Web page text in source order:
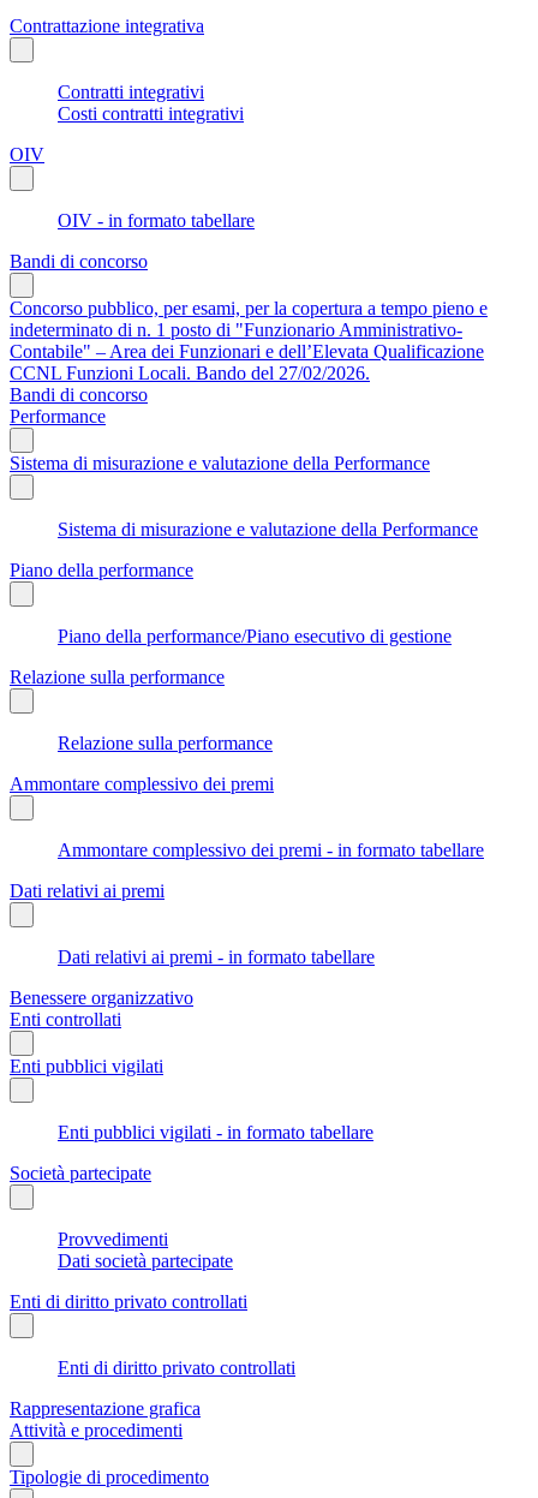
Contrattazione integrativa
Contratti integrativi
Costi contratti integrativi
OIV
OIV - in formato tabellare
Bandi di concorso
Concorso pubblico, per esami, per la copertura a tempo pieno e
indeterminato di n. 1 posto di "Funzionario Amministrativo-
Contabile" – Area dei Funzionari e dell’Elevata Qualificazione
CCNL Funzioni Locali. Bando del 27/02/2026.
Bandi di concorso
Performance
Sistema di misurazione e valutazione della Performance
Sistema di misurazione e valutazione della Performance
Piano della performance
Piano della performance/Piano esecutivo di gestione
Relazione sulla performance
Relazione sulla performance
Ammontare complessivo dei premi
Ammontare complessivo dei premi - in formato tabellare
Dati relativi ai premi
Dati relativi ai premi - in formato tabellare
Benessere organizzativo
Enti controllati
Enti pubblici vigilati
Enti pubblici vigilati - in formato tabellare
Società partecipate
Provvedimenti
Dati società partecipate
Enti di diritto privato controllati
Enti di diritto privato controllati
Rappresentazione grafica
Attività e procedimenti
Tipologie di procedimento